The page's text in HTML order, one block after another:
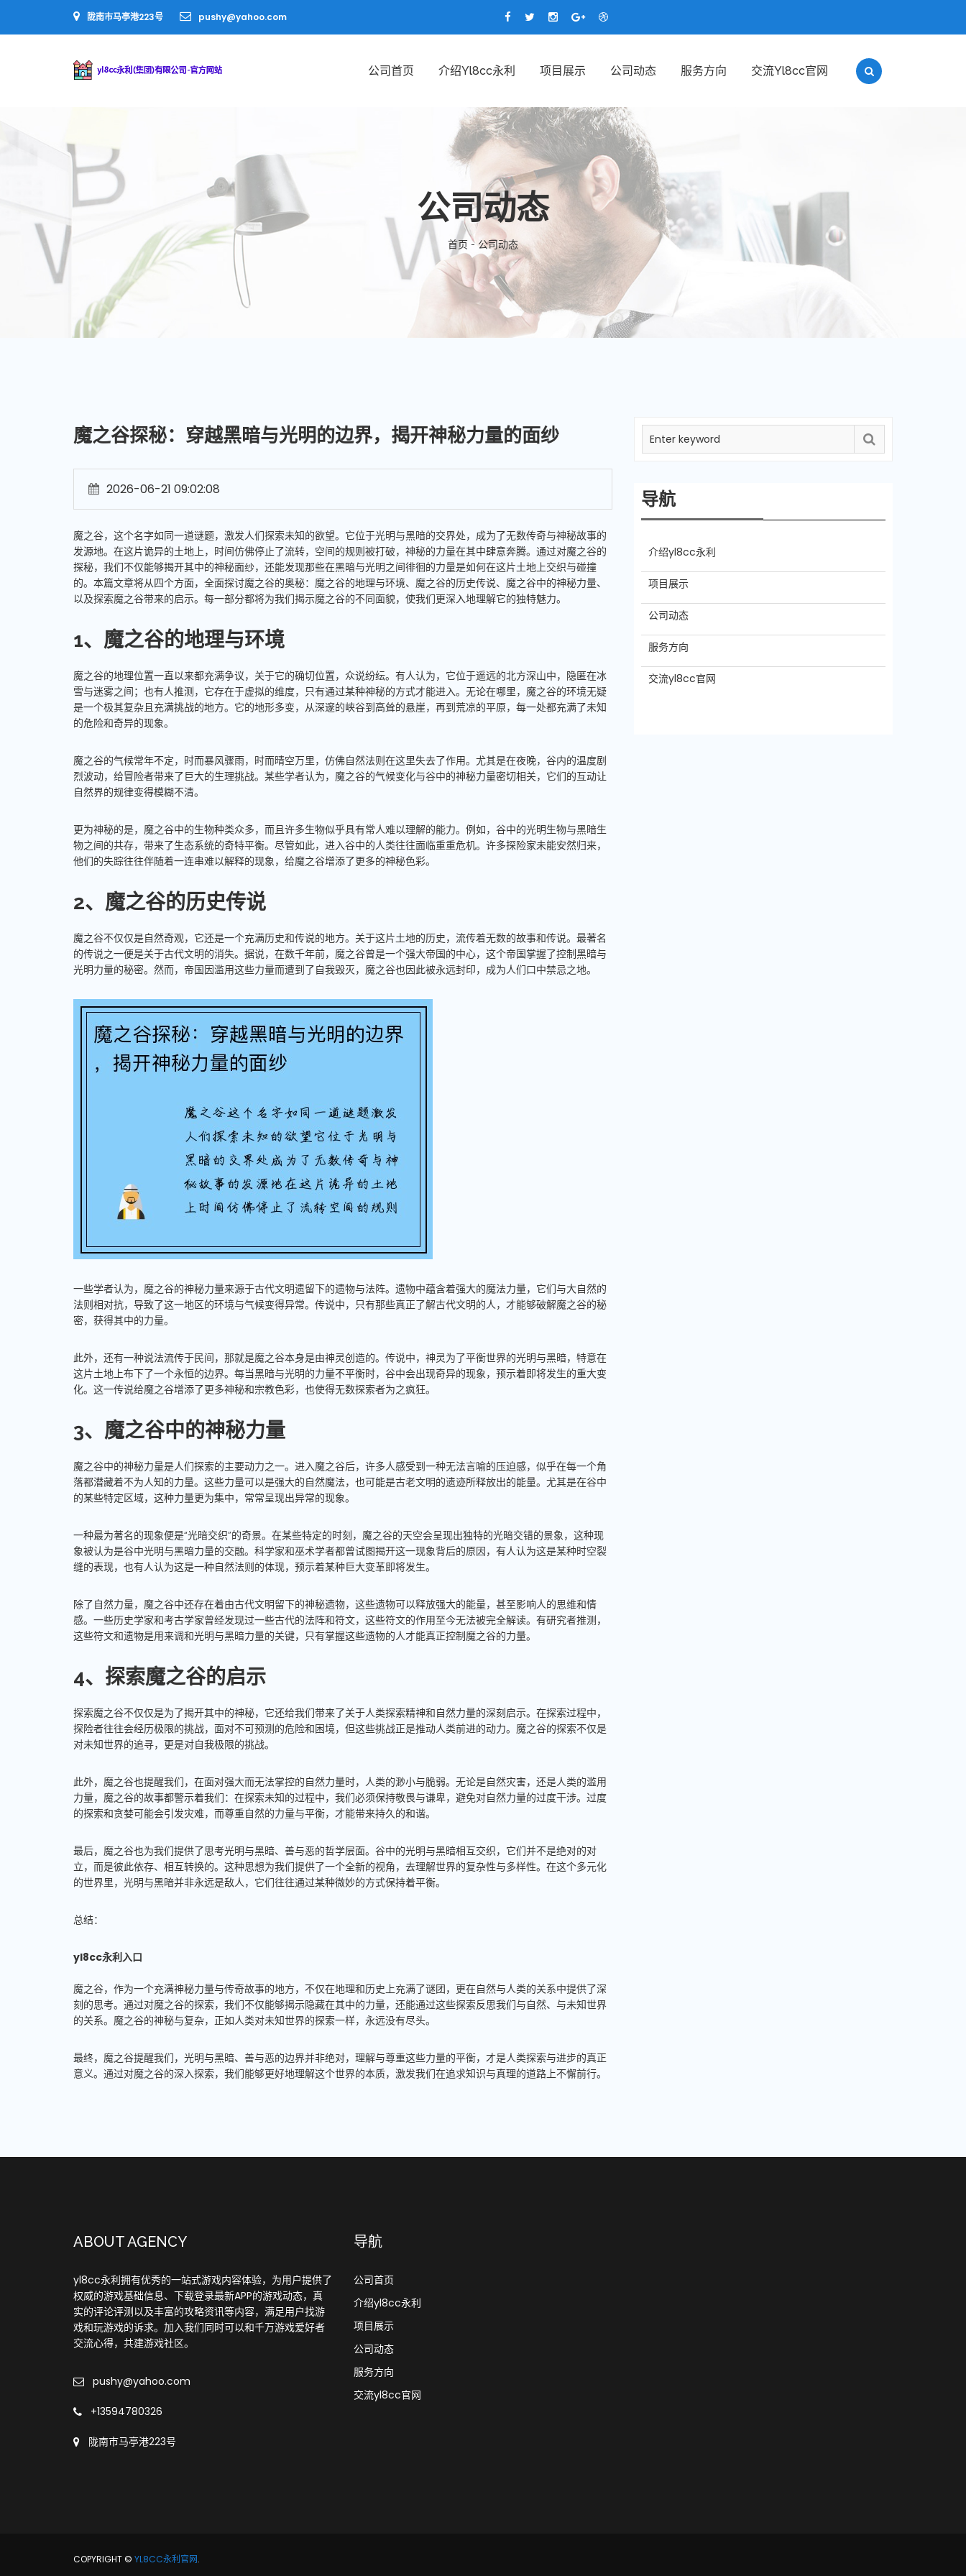
陇南市马亭港223号 pushy@yahoo.com
公司首页 介绍yl8cc永利 项目展示 公司动态 服务方向 交流yl8cc官网
公司动态
首页 - 公司动态
魔之谷探秘：穿越黑暗与光明的边界，揭开神秘力量的面纱
2026-06-21 09:02:08
魔之谷，这个名字如同一道谜题，激发人们探索未知的欲望。它位于光明与黑暗的交界处，成为了无数传奇与神秘故事的
发源地。在这片诡异的土地上，时间仿佛停止了流转，空间的规则被打破，神秘的力量在其中肆意奔腾。通过对魔之谷的
探秘，我们不仅能够揭开其中的神秘面纱，还能发现那些在黑暗与光明之间徘徊的力量是如何在这片土地上交织与碰撞
的。本篇文章将从四个方面，全面探讨魔之谷的奥秘：魔之谷的地理与环境、魔之谷的历史传说、魔之谷中的神秘力量、
以及探索魔之谷带来的启示。每一部分都将为我们揭示魔之谷的不同面貌，使我们更深入地理解它的独特魅力。
1、魔之谷的地理与环境
魔之谷的地理位置一直以来都充满争议，关于它的确切位置，众说纷纭。有人认为，它位于遥远的北方深山中，隐匿在冰
雪与迷雾之间；也有人推测，它存在于虚拟的维度，只有通过某种神秘的方式才能进入。无论在哪里，魔之谷的环境无疑
是一个极其复杂且充满挑战的地方。它的地形多变，从深邃的峡谷到高耸的悬崖，再到荒凉的平原，每一处都充满了未知
的危险和奇异的现象。
魔之谷的气候常年不定，时而暴风骤雨，时而晴空万里，仿佛自然法则在这里失去了作用。尤其是在夜晚，谷内的温度剧
烈波动，给冒险者带来了巨大的生理挑战。某些学者认为，魔之谷的气候变化与谷中的神秘力量密切相关，它们的互动让
自然界的规律变得模糊不清。
更为神秘的是，魔之谷中的生物种类众多，而且许多生物似乎具有常人难以理解的能力。例如，谷中的光明生物与黑暗生
物之间的共存，带来了生态系统的奇特平衡。尽管如此，进入谷中的人类往往面临重重危机。许多探险家未能安然归来，
他们的失踪往往伴随着一连串难以解释的现象，给魔之谷增添了更多的神秘色彩。
2、魔之谷的历史传说
魔之谷不仅仅是自然奇观，它还是一个充满历史和传说的地方。关于这片土地的历史，流传着无数的故事和传说。最著名
的传说之一便是关于古代文明的消失。据说，在数千年前，魔之谷曾是一个强大帝国的中心，这个帝国掌握了控制黑暗与
光明力量的秘密。然而，帝国因滥用这些力量而遭到了自我毁灭，魔之谷也因此被永远封印，成为人们口中禁忌之地。
一些学者认为，魔之谷的神秘力量来源于古代文明遗留下的遗物与法阵。遗物中蕴含着强大的魔法力量，它们与大自然的
法则相对抗，导致了这一地区的环境与气候变得异常。传说中，只有那些真正了解古代文明的人，才能够破解魔之谷的秘
密，获得其中的力量。
此外，还有一种说法流传于民间，那就是魔之谷本身是由神灵创造的。传说中，神灵为了平衡世界的光明与黑暗，特意在
这片土地上布下了一个永恒的边界。每当黑暗与光明的力量不平衡时，谷中会出现奇异的现象，预示着即将发生的重大变
化。这一传说给魔之谷增添了更多神秘和宗教色彩，也使得无数探索者为之疯狂。
3、魔之谷中的神秘力量
魔之谷中的神秘力量是人们探索的主要动力之一。进入魔之谷后，许多人感受到一种无法言喻的压迫感，似乎在每一个角
落都潜藏着不为人知的力量。这些力量可以是强大的自然魔法，也可能是古老文明的遗迹所释放出的能量。尤其是在谷中
的某些特定区域，这种力量更为集中，常常呈现出异常的现象。
一种最为著名的现象便是“光暗交织”的奇景。在某些特定的时刻，魔之谷的天空会呈现出独特的光暗交错的景象，这种现
象被认为是谷中光明与黑暗力量的交融。科学家和巫术学者都曾试图揭开这一现象背后的原因，有人认为这是某种时空裂
缝的表现，也有人认为这是一种自然法则的体现，预示着某种巨大变革即将发生。
除了自然力量，魔之谷中还存在着由古代文明留下的神秘遗物，这些遗物可以释放强大的能量，甚至影响人的思维和情
感。一些历史学家和考古学家曾经发现过一些古代的法阵和符文，这些符文的作用至今无法被完全解读。有研究者推测，
这些符文和遗物是用来调和光明与黑暗力量的关键，只有掌握这些遗物的人才能真正控制魔之谷的力量。
4、探索魔之谷的启示
探索魔之谷不仅仅是为了揭开其中的神秘，它还给我们带来了关于人类探索精神和自然力量的深刻启示。在探索过程中，
探险者往往会经历极限的挑战，面对不可预测的危险和困境，但这些挑战正是推动人类前进的动力。魔之谷的探索不仅是
对未知世界的追寻，更是对自我极限的挑战。
此外，魔之谷也提醒我们，在面对强大而无法掌控的自然力量时，人类的渺小与脆弱。无论是自然灾害，还是人类的滥用
力量，魔之谷的故事都警示着我们：在探索未知的过程中，我们必须保持敬畏与谦卑，避免对自然力量的过度干涉。过度
的探索和贪婪可能会引发灾难，而尊重自然的力量与平衡，才能带来持久的和谐。
最后，魔之谷也为我们提供了思考光明与黑暗、善与恶的哲学层面。谷中的光明与黑暗相互交织，它们并不是绝对的对
立，而是彼此依存、相互转换的。这种思想为我们提供了一个全新的视角，去理解世界的复杂性与多样性。在这个多元化
的世界里，光明与黑暗并非永远是敌人，它们往往通过某种微妙的方式保持着平衡。
总结：
yl8cc永利入口
魔之谷，作为一个充满神秘力量与传奇故事的地方，不仅在地理和历史上充满了谜团，更在自然与人类的关系中提供了深
刻的思考。通过对魔之谷的探索，我们不仅能够揭示隐藏在其中的力量，还能通过这些探索反思我们与自然、与未知世界
的关系。魔之谷的神秘与复杂，正如人类对未知世界的探索一样，永远没有尽头。
最终，魔之谷提醒我们，光明与黑暗、善与恶的边界并非绝对，理解与尊重这些力量的平衡，才是人类探索与进步的真正
意义。通过对魔之谷的深入探索，我们能够更好地理解这个世界的本质，激发我们在追求知识与真理的道路上不懈前行。
导航
介绍yl8cc永利
项目展示
公司动态
服务方向
交流yl8cc官网
ABOUT AGENCY
yl8cc永利拥有优秀的一站式游戏内容体验，为用户提供了
权威的游戏基础信息、下载登录最新APP的游戏动态，真
实的评论评测以及丰富的攻略资讯等内容，满足用户找游
戏和玩游戏的诉求。加入我们同时可以和千万游戏爱好者
交流心得，共建游戏社区。
pushy@yahoo.com
+13594780326
陇南市马亭港223号
导航
公司首页
介绍yl8cc永利
项目展示
公司动态
服务方向
交流yl8cc官网
COPYRIGHT © YL8CC永利官网.